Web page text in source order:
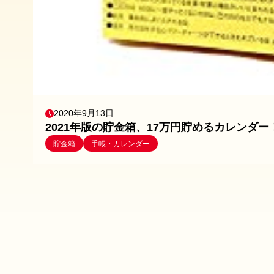
2020年9月13日
2021年版の貯金箱、17万円貯めるカレンダー
貯金箱 手帳・カレンダー